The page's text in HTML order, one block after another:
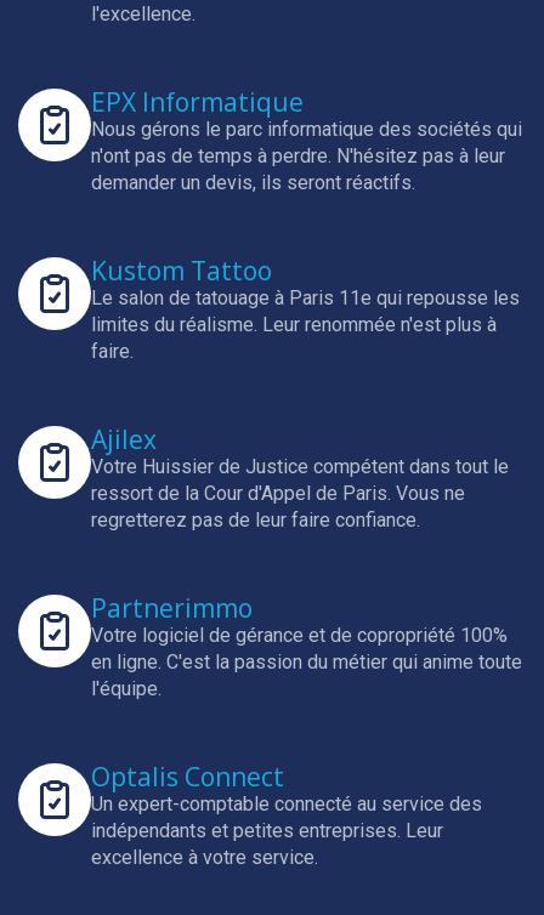
l'excellence.
EPX Informatique
Nous gérons le parc informatique des sociétés qui
n'ont pas de temps à perdre. N'hésitez pas à leur
demander un devis, ils seront réactifs.
Kustom Tattoo
Le salon de tatouage à Paris 11e qui repousse les
limites du réalisme. Leur renommée n'est plus à
faire.
Ajilex
Votre Huissier de Justice compétent dans tout le
ressort de la Cour d'Appel de Paris. Vous ne
regretterez pas de leur faire confiance.
Partnerimmo
Votre logiciel de gérance et de copropriété 100%
en ligne. C'est la passion du métier qui anime toute
l'équipe.
Optalis Connect
Un expert-comptable connecté au service des
indépendants et petites entreprises. Leur
excellence à votre service.